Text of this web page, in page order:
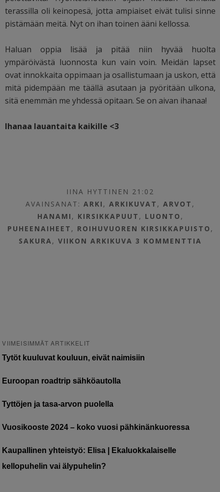
terassilla oli keinopesä, jotta ampiaiset eivät tulisi sinne
pistämään meitä. Nyt on ihan toinen ääni kellossa.
Haluan oppia lisää ja pitää niin hyvää huolta
ympäröivästä luonnosta kun vain voin. Meidän lapset
ovat innokkaita oppimaan ja osallistumaan ja uskon, että
mitä pidempään me täällä asutaan ja pyöritään ulkona,
sitä enemmän me yhdessä opitaan. Se on aivan ihanaa!
Ihanaa lauantaita kaikille <3
IINA HYTTINEN 21:02
AVAINSANAT:ARKI ,ARKIKUVAT ,ARVOT ,
HANAMI , KIRSIKKAPUUT , LUONTO ,
PUHEENAIHEET , ROIHUVUOREN KIRSIKKAPUISTO ,
SAKURA ,VIIKON ARKIKUVA 3 KOMMENTTIA
VIIMEISIMMÄT ARTIKKELIT
Tytöt kuuluvat kouluun, eivät naimisiin
Euroopan roadtrip sähköautolla
Tyttöjen ja tasa-arvon puolella
Vuosikooste 2024 – koko vuosi pähkinänkuoressa
Kaupallinen yhteistyö: Elisa | Ekaluokkalaiselle
kellopuhelin vai älypuhelin?